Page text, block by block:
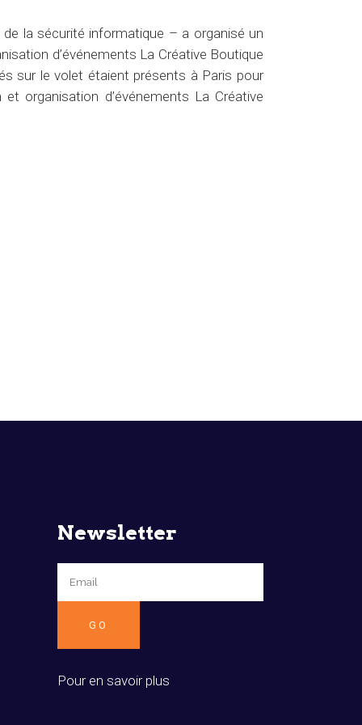
la sécurité informatique – a organisé un
d’événements La Créative Boutique
sur le volet étaient présents à Paris pour
organisation d’événements La Créative
Newsletter
Pour en savoir plus